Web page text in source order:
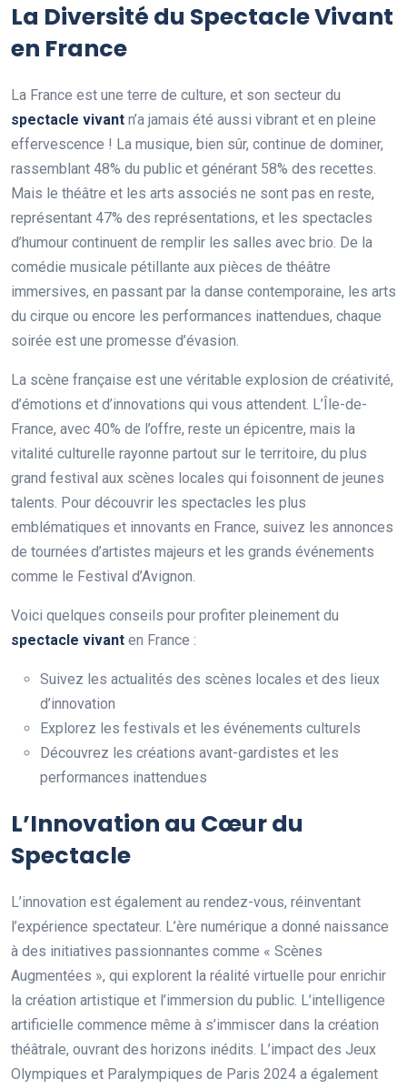
La Diversité du Spectacle Vivant
en France
La France est une terre de culture, et son secteur du
spectacle vivant n’a jamais été aussi vibrant et en pleine
effervescence ! La musique, bien sûr, continue de dominer,
rassemblant 48% du public et générant 58% des recettes.
Mais le théâtre et les arts associés ne sont pas en reste,
représentant 47% des représentations, et les spectacles
d’humour continuent de remplir les salles avec brio. De la
comédie musicale pétillante aux pièces de théâtre
immersives, en passant par la danse contemporaine, les arts
du cirque ou encore les performances inattendues, chaque
soirée est une promesse d’évasion.
La scène française est une véritable explosion de créativité,
d’émotions et d’innovations qui vous attendent. L’Île-de-
France, avec 40% de l’offre, reste un épicentre, mais la
vitalité culturelle rayonne partout sur le territoire, du plus
grand festival aux scènes locales qui foisonnent de jeunes
talents. Pour découvrir les spectacles les plus
emblématiques et innovants en France, suivez les annonces
de tournées d’artistes majeurs et les grands événements
comme le Festival d’Avignon.
Voici quelques conseils pour profiter pleinement du
spectacle vivant en France :
Suivez les actualités des scènes locales et des lieux
d’innovation
Explorez les festivals et les événements culturels
Découvrez les créations avant-gardistes et les
performances inattendues
L’Innovation au Cœur du
Spectacle
L’innovation est également au rendez-vous, réinventant
l’expérience spectateur. L’ère numérique a donné naissance
à des initiatives passionnantes comme « Scènes
Augmentées », qui explorent la réalité virtuelle pour enrichir
la création artistique et l’immersion du public. L’intelligence
artificielle commence même à s’immiscer dans la création
théâtrale, ouvrant des horizons inédits. L’impact des Jeux
Olympiques et Paralympiques de Paris 2024 a également